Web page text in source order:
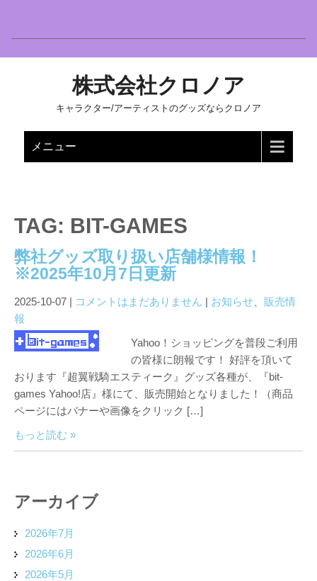
株式会社クロノア
キャラクター/アーティストのグッズならクロノア
メニュー
TAG: BIT-GAMES
弊社グッズ取り扱い店舗様情報！
※2025年10月7日更新
2025-10-07 | コメントはまだありません | お知らせ
販売情
報
Yahoo！ショッピングを普段ご利用
の皆様に朗報です！ 好評を頂いて
おります『超翼戦騎エスティーク』グッズ各種が、『bit-
games Yahoo!店』様にて、販売開始となりました！（商品
ページにはバナーや画像をクリック […]
もっと読む »
アーカイブ
2026年7月
2026年6月
2026年5月